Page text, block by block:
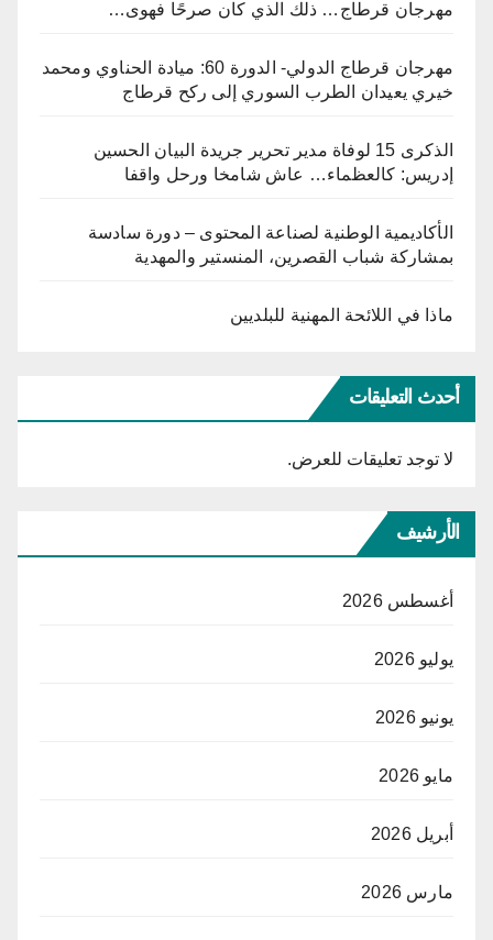
مهرجان قرطاج… ذلك الذي كان صرحًا فهوى…
مهرجان قرطاج الدولي- الدورة 60: ميادة الحناوي ومحمد
خيري يعيدان الطرب السوري إلى ركح قرطاج
الذكرى 15 لوفاة مدير تحرير جريدة البيان الحسين
إدريس: كالعظماء… عاش شامخا ورحل واقفا
الأكاديمية الوطنية لصناعة المحتوى – دورة سادسة
بمشاركة شباب القصرين، المنستير والمهدية
ماذا في اللائحة المهنية للبلديين
أحدث التعليقات
لا توجد تعليقات للعرض.
الأرشيف
أغسطس 2026
يوليو 2026
يونيو 2026
مايو 2026
أبريل 2026
مارس 2026